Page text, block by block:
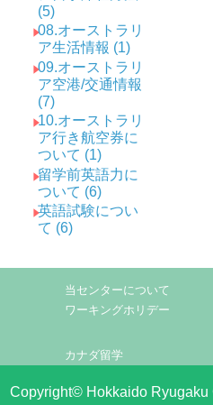
(5)
08.オーストラリ
ア生活情報 (1)
09.オーストラリ
ア空港/交通情報
(7)
10.オーストラリ
ア行き航空券に
ついて (1)
留学前英語力に
ついて (6)
英語試験につい
て (6)
当センターについて
ワーキングホリデー
カナダ留学
Copyright© Hokkaido Ryugaku